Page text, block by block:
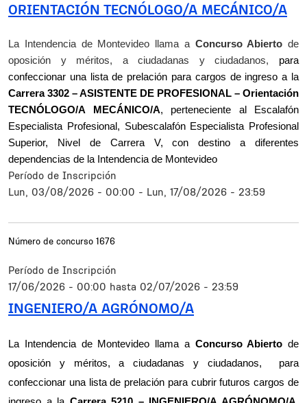
ORIENTACIÓN TECNÓLOGO/A MECÁNICO/A
Resumen
La Intendencia de Montevideo llama a Concurso Abierto de
oposición y méritos, a ciudadanas y ciudadanos, para
confeccionar una lista de prelación para cargos de ingreso a la
Carrera 3302 – ASISTENTE DE PROFESIONAL – Orientación
TECNÓLOGO/A MECÁNICO/A, perteneciente al Escalafón
Especialista Profesional, Subescalafón Especialista Profesional
Superior, Nivel de Carrera V, con destino a diferentes
dependencias de la Intendencia de Montevideo
Período de Inscripción
Lun, 03/08/2026 - 00:00 - Lun, 17/08/2026 - 23:59
Número de concurso 1676
Período de Inscripción
17/06/2026 - 00:00 hasta 02/07/2026 - 23:59
INGENIERO/A AGRÓNOMO/A
Resumen
La Intendencia de Montevideo llama a Concurso Abierto de
oposición y méritos, a ciudadanas y ciudadanos,  para
confeccionar una lista de prelación para cubrir futuros cargos de